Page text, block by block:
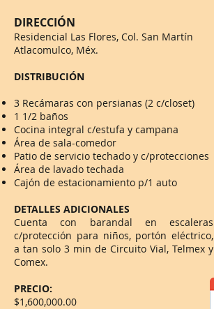
DIRECCIÓN
Residencial Las Flores, Col. San Martín
Atlacomulco, Méx.
DISTRIBUCIÓN
3 Recámaras con persianas (2 c/closet)
1 1/2 baños
Cocina integral c/estufa y campana
Área de sala-comedor
Patio de servicio techado y c/protecciones
Área de lavado techada
Cajón de estacionamiento p/1 auto
DETALLES ADICIONALES
Cuenta con barandal en escaleras
c/protección para niños, portón eléctrico,
a tan solo 3 min de Circuito Vial, Telmex y
Comex.
PRECIO:
$1,600,000.00